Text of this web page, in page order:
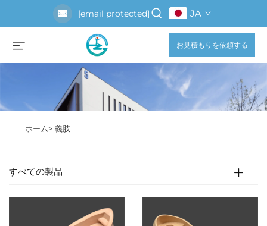
[email protected] JA
お見積もりを依頼する
ホーム> 義肢
すべての製品